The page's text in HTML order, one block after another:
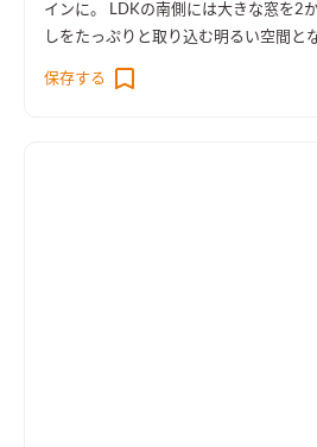
インに。 LDKの南側には大きな窓を2
しをたっぷりと取り込む明るい空間と
テーブルはキッチンと横並びに配置し
ズに行えるようにしました。
保存する